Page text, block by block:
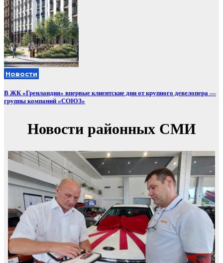
Новости
В ЖК «Гренландия» впервые клиентские дни от крупного девелопера —
группы компаний «СОЮЗ»